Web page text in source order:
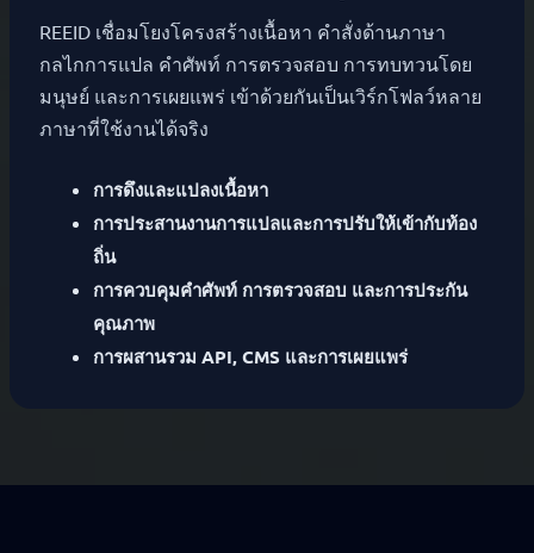
REEID เชื่อมโยงโครงสร้างเนื้อหา คำสั่งด้านภาษา
กลไกการแปล คำศัพท์ การตรวจสอบ การทบทวนโดย
มนุษย์ และการเผยแพร่ เข้าด้วยกันเป็นเวิร์กโฟลว์หลาย
ภาษาที่ใช้งานได้จริง
การดึงและแปลงเนื้อหา
การประสานงานการแปลและการปรับให้เข้ากับท้อง
ถิ่น
การควบคุมคำศัพท์ การตรวจสอบ และการประกัน
คุณภาพ
การผสานรวม API, CMS และการเผยแพร่